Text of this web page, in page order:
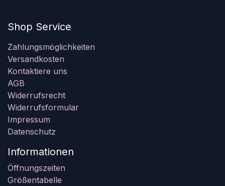
Shop Service
Zahlungsmöglichkeiten
Versandkosten
Kontaktiere uns
AGB
Widerrufsrecht
Widerrufsformular
Impressum
Datenschutz
Informationen
Öffnungszeiten
Größentabelle